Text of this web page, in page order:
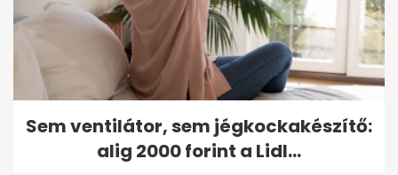
Sem ventilátor, sem jégkockakészítő:
alig 2000 forint a Lidl...